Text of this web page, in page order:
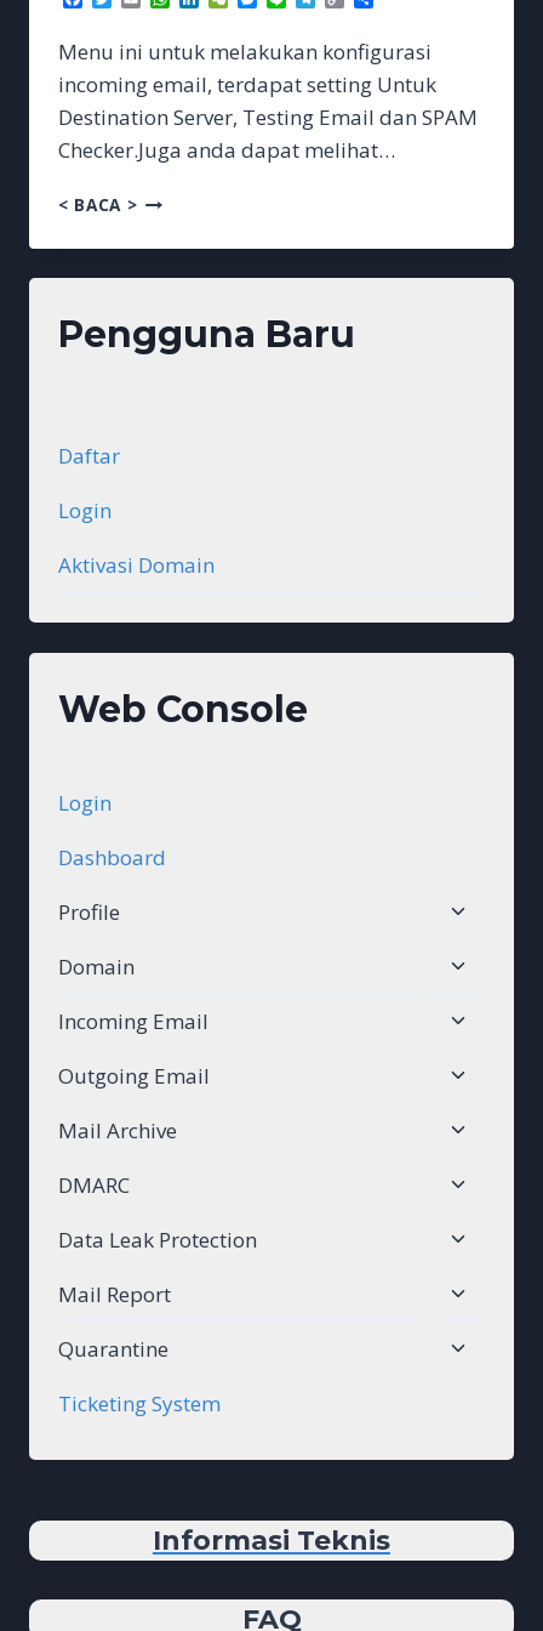
Menu ini untuk melakukan konfigurasi
incoming email, terdapat setting Untuk
Destination Server, Testing Email dan SPAM
Checker.Juga anda dapat melihat…
< BACA >KONFIGURASI
Pengguna Baru
Daftar
Login
Aktivasi Domain
Web Console
Login
Dashboard
Profile
Toggle
menu
Domain
Toggle
menu
Incoming Email
Toggle
menu
Outgoing Email
Toggle
menu
Mail Archive
Toggle
menu
DMARC
Toggle
menu
Data Leak Protection
Toggle
menu
Mail Report
Toggle
menu
Quarantine
Toggle
Ticketing System
Informasi Teknis
FAQ